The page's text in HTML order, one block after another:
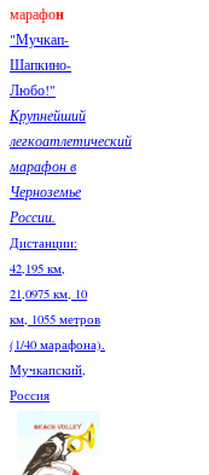
марафон
"Мучкап-
Шапкино-
Любо!"
Крупнейший
легкоатлетический
марафон в
Черноземье
России.
Дистанции:
42,195 км,
21,0975 км, 10
км, 1055 метров
(1/40 марафона).
Мучкапский,
Россия